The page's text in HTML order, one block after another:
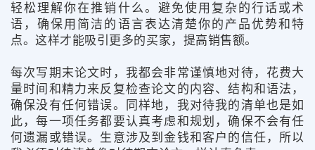
轻松理解你在推销什么。避免使用复杂的行话或术
语，确保用简洁的语言表达清楚你的产品优势和特
点。这样才能吸引更多的买家，提高销售额。
每次写期末论文时，我都会非常谨慎地对待，花费大
量时间和精力来反复检查论文的内容、结构和语法，
确保没有任何错误。同样地，我对待我的清单也是如
此，每一项任务都要认真考虑和规划，确保不会有任
何遗漏或错误。生意涉及到金钱和客户的信任，所以